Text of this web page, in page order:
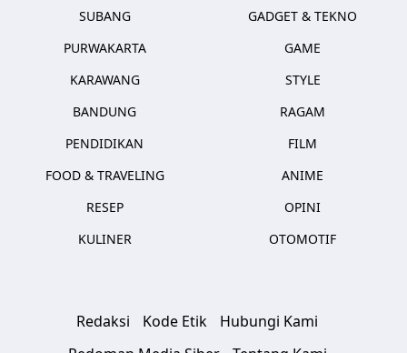
SUBANG
PURWAKARTA
KARAWANG
BANDUNG
PENDIDIKAN
FOOD & TRAVELING
RESEP
KULINER
GADGET & TEKNO
GAME
STYLE
RAGAM
FILM
ANIME
OPINI
OTOMOTIF
Redaksi Kode Etik
Hubungi Kami